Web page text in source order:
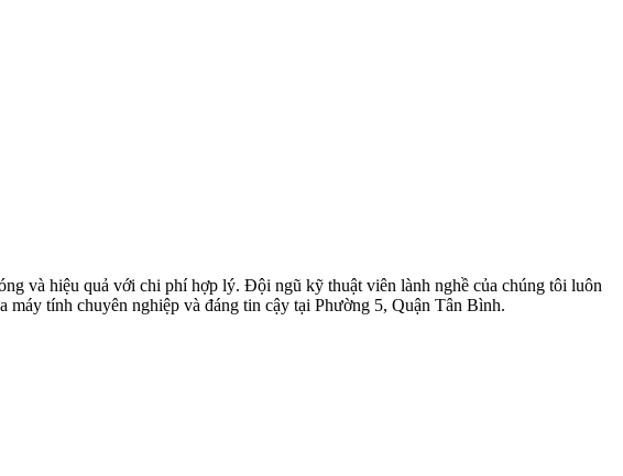
và hiệu quả với chi phí hợp lý. Đội ngũ kỹ thuật viên lành nghề của chúng tôi luôn
tính chuyên nghiệp và đáng tin cậy tại Phường 5, Quận Tân Bình.